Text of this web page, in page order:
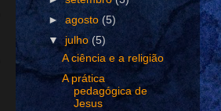
►agosto(5)
▼julho(5)
A ciência e a religião
A prática
pedagógica de
Jesus